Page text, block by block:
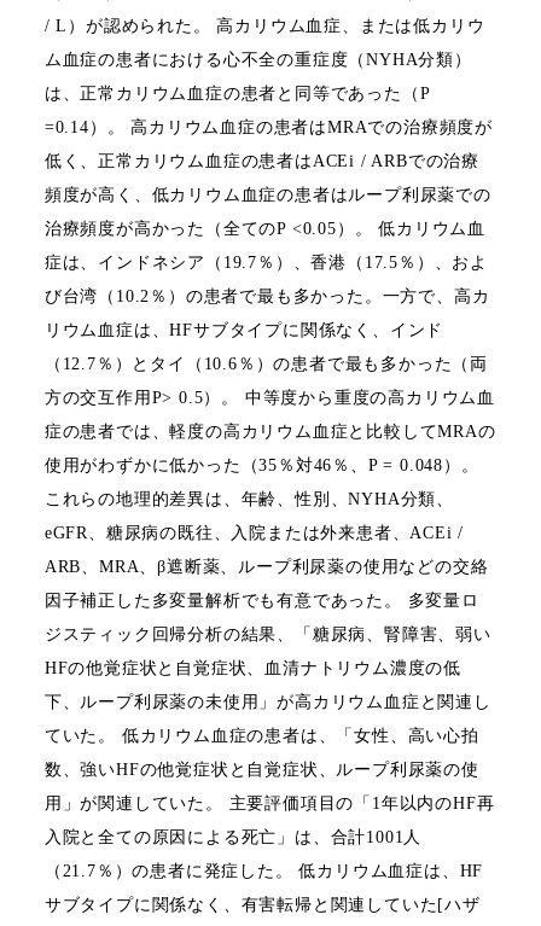
/ L ）が認められた。高カリウム血症、または低カリウ
ム血症の患者における心不全の重症度（NYHA分類）
は、正常カリウム血症の患者と同等であった（ P
=0.14 ）。高カリウム血症の患者はMRAでの治療頻度が
低く、正常カリウム血症の患者は ACEi / ARBでの治療
頻度が高く、低カリウム血症の患者はループ利尿薬での
治療頻度が高かった（全てのP <0.05 ）。低カリウム血
症は、インドネシア（ 19.7 ％）、香港（ 17.5 ％）、およ
び台湾（ 10.2 ％）の患者で最も多かった。一方で、高カ
リウム血症は、HFサブタイプに関係なく、インド
（ 12.7 ％）とタイ（ 10.6 ％）の患者で最も多かった（両
方の交互作用 P> 0.5）。 中等度から重度の高カリウム血
症の患者では、軽度の高カリウム血症と比較してMRAの
使用がわずかに低かった（35 ％対46 ％、 P = 0.048 ）。
これらの地理的差異は、年齢、性別、NYHA分類、
eGFR
、糖尿病の既往、入院または外来患者、 ACEi /
ARB 、MRA 、β遮断薬、ループ利尿薬の使用などの交絡
因子補正した多変量解析でも有意であった。 多変量ロ
ジスティック回帰分析の結果、「糖尿病、腎障害、弱い
HFの他覚症状と自覚症状、血清ナトリウム濃度の低
下、ループ利尿薬の未使用」が高カリウム血症と関連し
ていた。 低カリウム血症の患者は、「女性、高い心拍
数、強いHFの他覚症状と自覚症状、ループ利尿薬の使
用」が関連していた。 主要評価項目の「 1 年以内のHF再
入院と全ての原因による死亡」は、合計1001 人
（ 21.7 ％）の患者に発症した。低カリウム血症は、 HF
サブタイプに関係なく、有害転帰と関連していた [ハザ